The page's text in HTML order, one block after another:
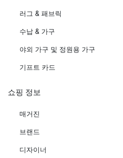
러그 & 패브릭
수납 & 가구
야외 가구 및 정원용 가구
기프트 카드
쇼핑 정보
매거진
브랜드
디자이너